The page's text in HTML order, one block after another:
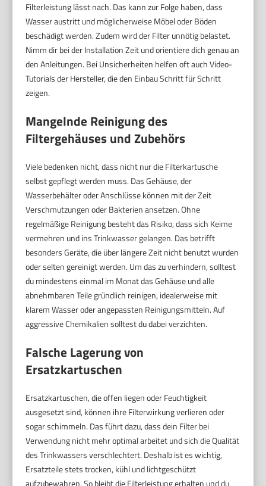
Filterleistung lässt nach. Das kann zur Folge haben, dass
Wasser austritt und möglicherweise Möbel oder Böden
beschädigt werden. Zudem wird der Filter unnötig belastet.
Nimm dir bei der Installation Zeit und orientiere dich genau an
den Anleitungen. Bei Unsicherheiten helfen oft auch Video-
Tutorials der Hersteller, die den Einbau Schritt für Schritt
zeigen.
Mangelnde Reinigung des
Filtergehäuses und Zubehörs
Viele bedenken nicht, dass nicht nur die Filterkartusche
selbst gepflegt werden muss. Das Gehäuse, der
Wasserbehälter oder Anschlüsse können mit der Zeit
Verschmutzungen oder Bakterien ansetzen. Ohne
regelmäßige Reinigung besteht das Risiko, dass sich Keime
vermehren und ins Trinkwasser gelangen. Das betrifft
besonders Geräte, die über längere Zeit nicht benutzt wurden
oder selten gereinigt werden. Um das zu verhindern, solltest
du mindestens einmal im Monat das Gehäuse und alle
abnehmbaren Teile gründlich reinigen, idealerweise mit
klarem Wasser oder angepassten Reinigungsmitteln. Auf
aggressive Chemikalien solltest du dabei verzichten.
Falsche Lagerung von
Ersatzkartuschen
Ersatzkartuschen, die offen liegen oder Feuchtigkeit
ausgesetzt sind, können ihre Filterwirkung verlieren oder
sogar schimmeln. Das führt dazu, dass dein Filter bei
Verwendung nicht mehr optimal arbeitet und sich die Qualität
des Trinkwassers verschlechtert. Deshalb ist es wichtig,
Ersatzteile stets trocken, kühl und lichtgeschützt